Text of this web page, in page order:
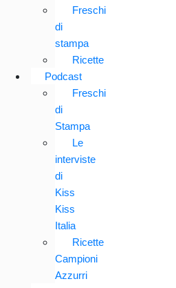
Freschi
di
stampa
Ricette
Podcast
Freschi
di
Stampa
Le
interviste
di
Kiss
Kiss
Italia
Ricette
Campioni
Azzurri